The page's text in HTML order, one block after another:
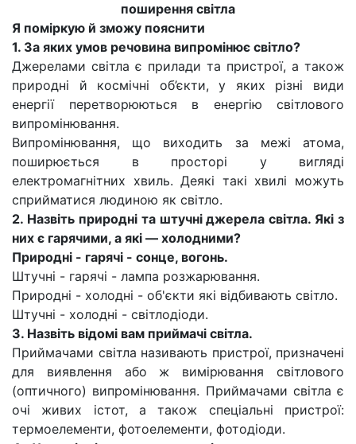
поширення світла
Я поміркую й зможу пояснити
1. За яких умов речовина випромінює світло?
Джерелами світла є прилади та пристрої, а також
природні й космічні об’єкти, у яких різні види
енергії перетворюються в енергію світлового
випромінювання.
Випромінювання, що виходить за межі атома,
поширюється в просторі у вигляді
електромагнітних хвиль. Деякі такі хвилі можуть
сприйматися людиною як світло.
2. Назвіть природні та штучні джерела світла. Які з
них є гарячими, а які — холодними?
Природні - гарячі - сонце, вогонь.
Штучні - гарячі - лампа розжарювання.
Природні - холодні - об'єкти які відбивають світло.
Штучні - холодні - світлодіоди.
3. Назвіть відомі вам приймачі світла.
Приймачами світла називають пристрої, призначені
для виявлення або ж вимірювання світлового
(оптичного) випромінювання. Приймачами світла є
очі живих істот, а також спеціальні пристрої:
термоелементи, фотоелементи, фотодіоди.